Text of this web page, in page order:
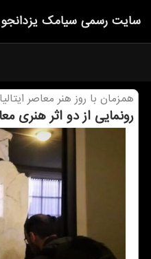
سایت رسمی سیامك یزدانجو
همزمان با روز هنر معاصر ایتالیا
رونمایی از دو اثر هنری